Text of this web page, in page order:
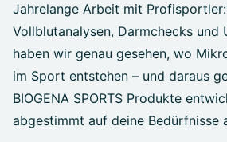
Jahrelange Arbeit mit
Vollblutanalysen, Darmchecks und
haben wir genau gesehen, wo
im Sport entstehen – und daraus
BIOGENA SPORTS Produkte
abgestimmt auf deine Bedürfnisse